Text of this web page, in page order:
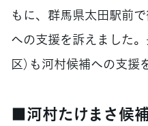
もに、群馬県太田駅前
への支援を訴えました
区）も河村候補への支援
■河村たけまさ候